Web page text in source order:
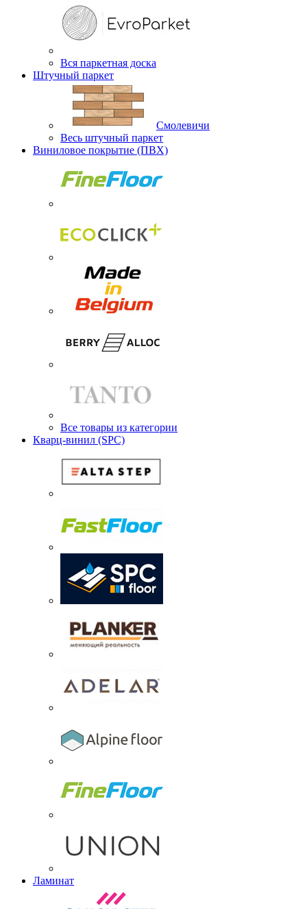
Вся паркетная доска
Штучный паркет
Смолевичи
Весь штучный паркет
Виниловое покрытие (ПВХ)
Все товары из категории
Кварц-винил (SPC)
Ламинат